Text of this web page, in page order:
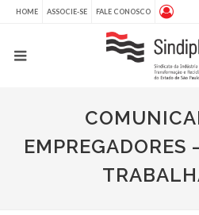
HOME ASSOCIE-SE FALE CONOSCO
EMPREGADORES